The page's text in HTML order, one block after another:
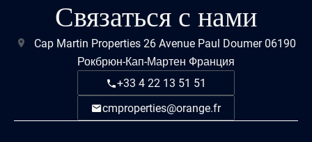
Связаться с нами
Cap Martin Properties26 Avenue Paul Doumer06190
Рокбрюн-Кап-Мартен Франция
+33 4 22 13 51 51
cmproperties@orange.fr